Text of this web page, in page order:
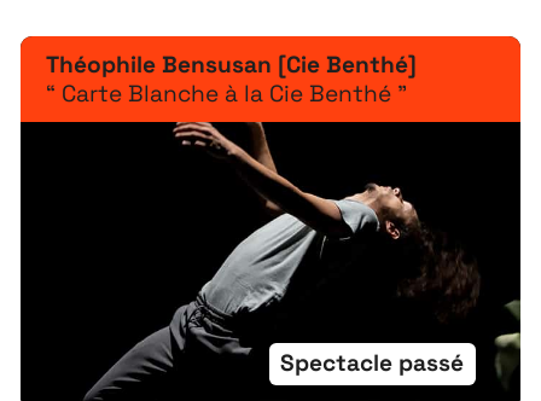
Spectacle passé
Théophile Bensusan [Cie Benthé]
“ Carte Blanche à la Cie Benthé ”